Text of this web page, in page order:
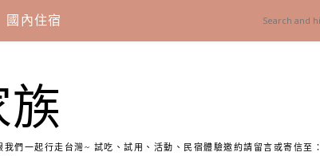
國內住宿
們一起行走台灣~ 試吃、試用、活動、民宿體驗邀約請留言或寄信至：